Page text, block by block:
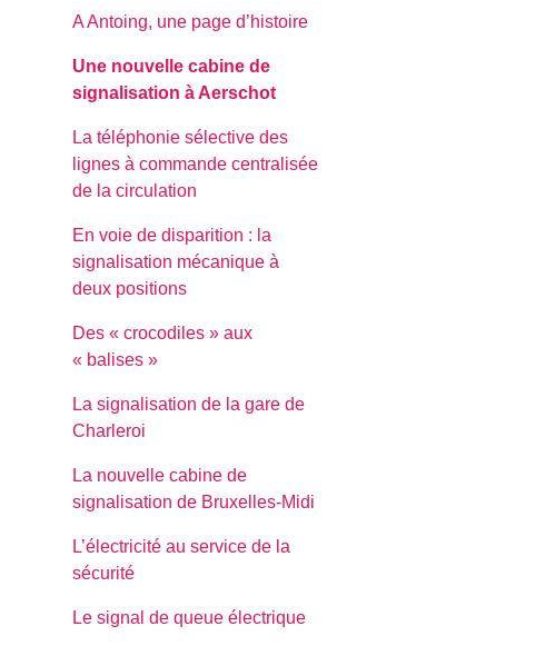
A Antoing, une page d’histoire
Une nouvelle cabine de
signalisation à Aerschot
La téléphonie sélective des
lignes à commande centralisée
de la circulation
En voie de disparition : la
signalisation mécanique à
deux positions
Des « crocodiles » aux
« balises »
La signalisation de la gare de
Charleroi
La nouvelle cabine de
signalisation de Bruxelles-Midi
L’électricité au service de la
sécurité
Le signal de queue électrique